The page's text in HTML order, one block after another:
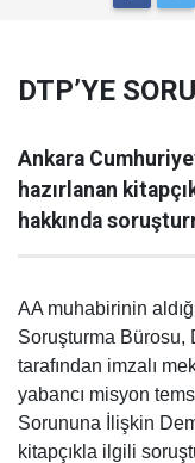
DTP’YE
Ankara
hazırlanan
hakkında
AA muhabirinin
Soruşturma Bürosu,
tarafından imzalı
yabancı misyon
Sorununa İlişkin
kitapçıkla ilgili